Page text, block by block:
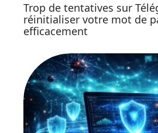
Trop de tentatives sur
réinitialiser votre mot de
efficacement